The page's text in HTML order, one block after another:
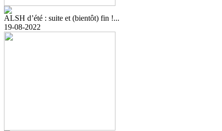
ALSH d’été : suite et (bientôt) fin !...
19-08-2022